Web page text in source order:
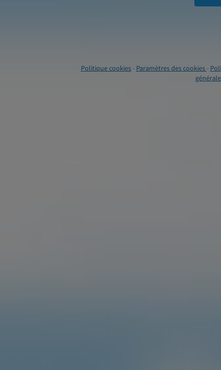
Politique cookies- Paramètres des cookies-